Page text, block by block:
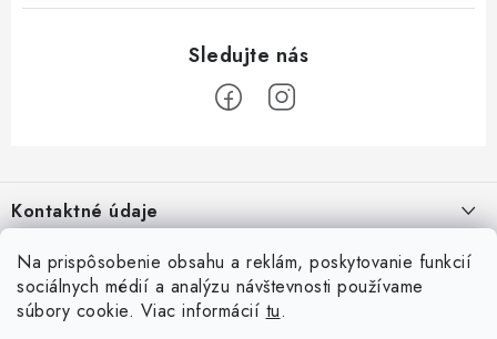
Na prispôsobenie obsahu a reklám, poskytovanie funkcií
sociálnych médií a analýzu návštevnosti používame
súbory cookie. Viac informácií tu.
pKontaktné údaje
Vintino.sk
Prevádzkovateľ: LAURES s.r.o.
O nás
Všeobecné obchodné podmienky
Prihlásenie